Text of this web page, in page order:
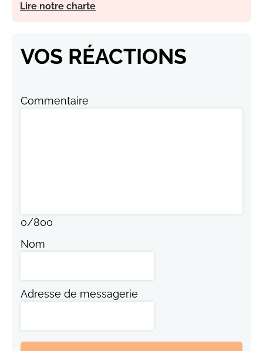
Lire notre charte
VOS RÉACTIONS
Commentaire
0/800
Nom
Adresse de messagerie